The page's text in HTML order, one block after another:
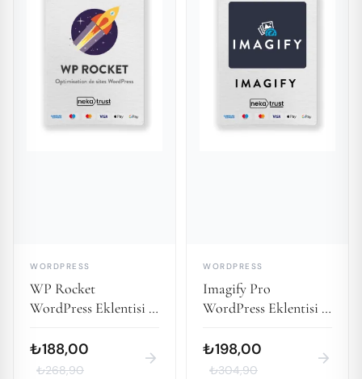
WORDPRESS
WP Rocket
WordPress Eklentisi -
Domain
₺188,00
₺268,90
arrow_forward
WORDPRESS
Imagify Pro
WordPress Eklentisi -
₺198,00
₺304,90
arrow_forward